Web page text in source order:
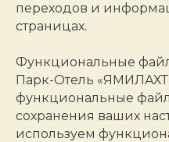
переходов и
страницах.
Функциональные
Парк-Отель
функциональные
сохранения ваших
используем